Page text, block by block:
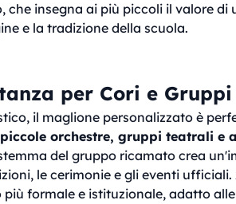
che insegna ai più piccoli il valore
e la tradizione della scuola.
per Cori e
il maglione personalizzato è
orchestre, gruppi teatrali e
del gruppo ricamato crea
le cerimonie e gli eventi
formale e istituzionale, adatto